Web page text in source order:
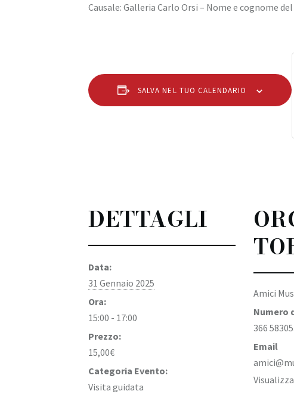
Causale: Galleria Carlo Orsi – Nome e cognome del
SALVA NEL TUO CALENDARIO
DETTAGLI
Data:
31 Gennaio 2025
Ora:
15:00 - 17:00
Prezzo:
15,00€
Categoria Evento:
Visita guidata
Amici
Numero
366
Email